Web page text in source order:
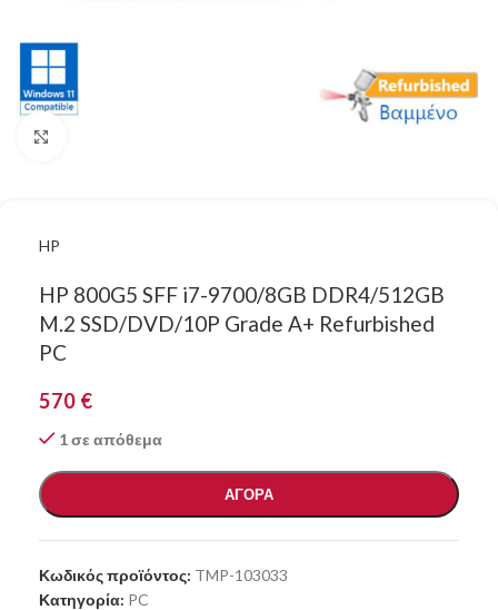
HP
HP 800G5 SFF i7-9700/8GB DDR4/512GB
M.2 SSD/DVD/10P Grade A+ Refurbished
PC
570 €
1 σε απόθεμα
ΑΓΟΡΑ
Κωδικός προϊόντος: TMP-103033
Κατηγορία: PC